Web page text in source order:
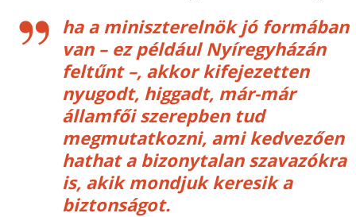
ha a miniszterelnök jó formában
van – ez például Nyíregyházán
feltűnt –, akkor kifejezetten
nyugodt, higgadt, már-már
államfői szerepben tud
megmutatkozni, ami kedvezően
hathat a bizonytalan szavazókra
is, akik mondjuk keresik a
biztonságot.